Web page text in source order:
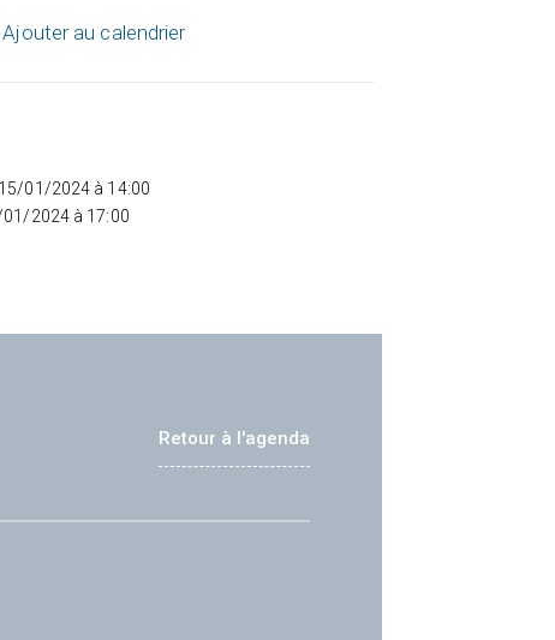
Ajouter au calendrier
01/2024 à 14:00
01/2024 à 17:00
Retour à l'agenda